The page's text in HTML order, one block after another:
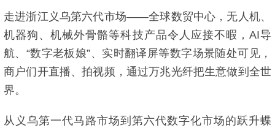
走进浙江义乌第六代市场——全球数贸中心，无人机、
机器狗、机械外骨骼等科技产品令人应接不暇，AI导
航、“数字老板娘”、实时翻译屏等数字场景随处可见，
商户们开直播、拍视频，通过万兆光纤把生意做到全世
界。
从义乌第一代马路市场到第六代数字化市场的跃升蝶